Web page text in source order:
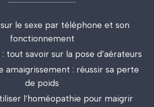
le sexe par téléphone et son
fonctionnement
tout savoir sur la pose d’aérateurs
amaigrissement : réussir sa perte
de poids
l’homéopathie pour maigrir